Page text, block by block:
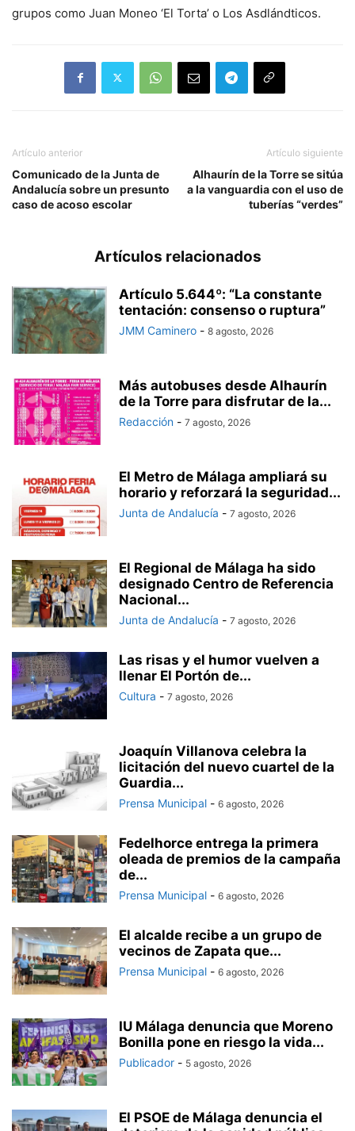
grupos como Juan Moneo ‘El Torta’ o Los Asdlándticos.
Artículo anterior
Comunicado de la Junta de
Andalucía sobre un presunto
caso de acoso escolar
Artículo siguiente
Alhaurín de la Torre se sitúa
a la vanguardia con el uso de
tuberías “verdes”
Artículos relacionados
Artículo 5.644º: “La constante
tentación: consenso o ruptura”
JMM Caminero - 8 agosto, 2026
Más autobuses desde Alhaurín
de la Torre para disfrutar de la...
Redacción - 7 agosto, 2026
El Metro de Málaga ampliará su
horario y reforzará la seguridad...
Junta de Andalucía - 7 agosto, 2026
El Regional de Málaga ha sido
designado Centro de Referencia
Nacional...
Junta de Andalucía - 7 agosto, 2026
Las risas y el humor vuelven a
llenar El Portón de...
Cultura - 7 agosto, 2026
Joaquín Villanova celebra la
licitación del nuevo cuartel de la
Guardia...
Prensa Municipal - 6 agosto, 2026
Fedelhorce entrega la primera
oleada de premios de la campaña
de...
Prensa Municipal - 6 agosto, 2026
El alcalde recibe a un grupo de
vecinos de Zapata que...
Prensa Municipal - 6 agosto, 2026
IU Málaga denuncia que Moreno
Bonilla pone en riesgo la vida...
Publicador - 5 agosto, 2026
El PSOE de Málaga denuncia el